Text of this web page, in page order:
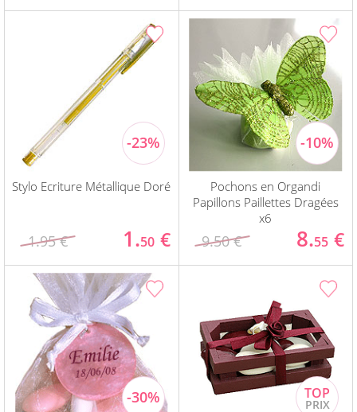
Stylo Ecriture Métallique Doré
1.95 € 1.50 €
Pochons en Organdi
Papillons Paillettes Dragées
x6
9.50 € 8.55 €